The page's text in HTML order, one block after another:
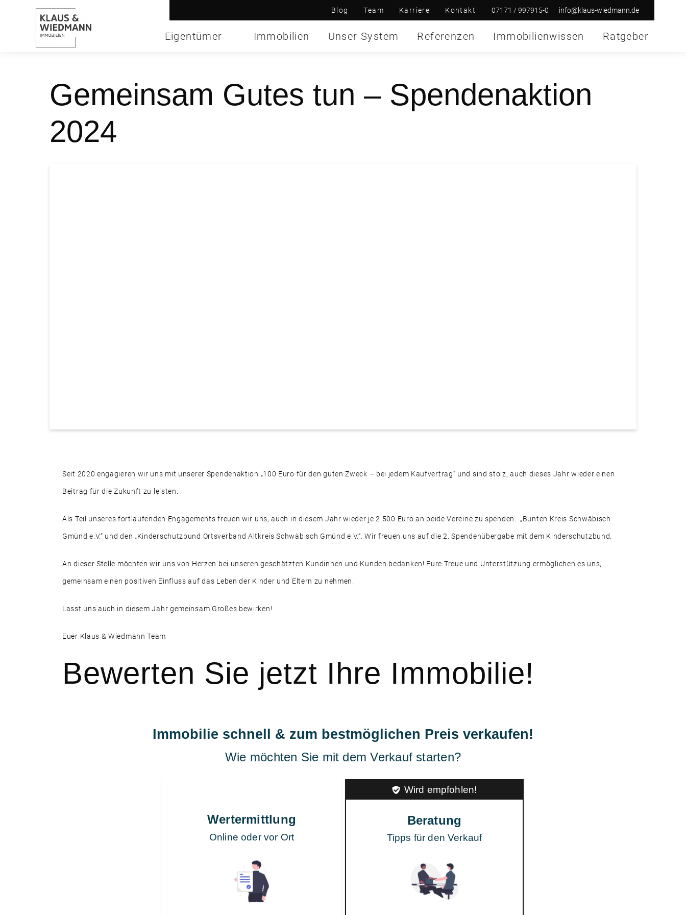
Blog Team Karriere Kontakt 07171 / 997915-0 info@klaus-wiedmann.de
Eigentümer Immobilien Unser System Referenzen Immobilienwissen Ratgeber
Gemeinsam Gutes tun – Spendenaktion
2024
Seit 2020 engagieren wir uns mit unserer Spendenaktion „100 Euro für den guten Zweck – bei jedem Kaufvertrag“ und sind stolz, auch dieses Jahr wieder einen
Beitrag für die Zukunft zu leisten.
Als Teil unseres fortlaufenden Engagements freuen wir uns, auch in diesem Jahr wieder je 2.500 Euro an beide Vereine zu spenden. „Bunten Kreis Schwäbisch
Gmünd e.V.“ und den „Kinderschutzbund Ortsverband Altkreis Schwäbisch Gmünd e.V.“. Wir freuen uns auf die 2. Spendenübergabe mit dem Kinderschutzbund.
An dieser Stelle möchten wir uns von Herzen bei unseren geschätzten Kundinnen und Kunden bedanken! Eure Treue und Unterstützung ermöglichen es uns,
gemeinsam einen positiven Einfluss auf das Leben der Kinder und Eltern zu nehmen.
Lasst uns auch in diesem Jahr gemeinsam Großes bewirken!
Euer Klaus & Wiedmann Team
Bewerten Sie jetzt Ihre Immobilie!